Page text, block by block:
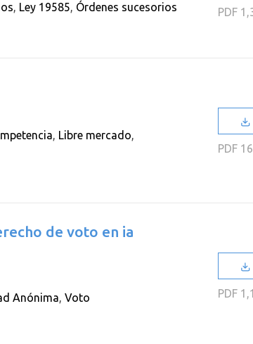
, Ley 19585, Órdenes sucesorios
PDF
, Libre mercado,
PDF
de voto en ia
Anónima, Voto
PDF